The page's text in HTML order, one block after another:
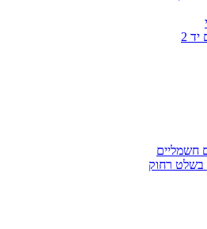
2
חשמליים
בשלט רחוק